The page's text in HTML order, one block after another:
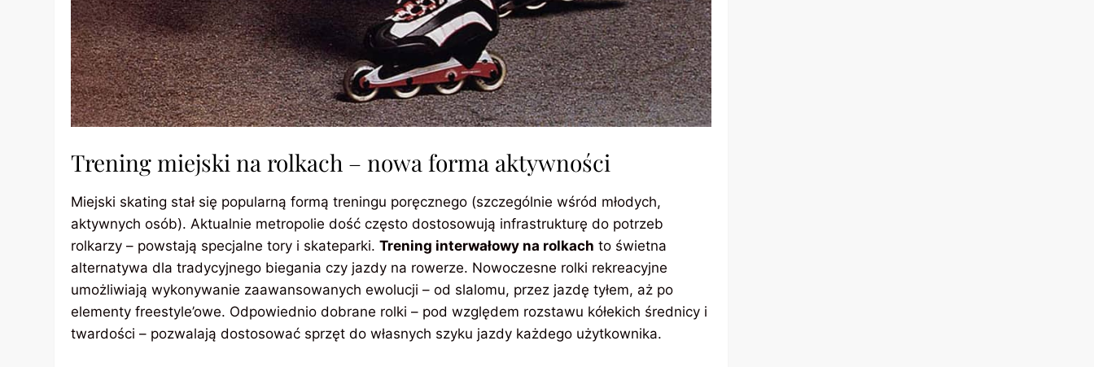
Trening miejski na rolkach – nowa forma aktywności
Miejski skating stał się popularną formą treningu poręcznego (szczególnie wśród młodych,
aktywnych osób). Aktualnie metropolie dość często dostosowują infrastrukturę do potrzeb
rolkarzy – powstają specjalne tory i skateparki.Trening interwałowy na rolkach to świetna
alternatywa dla tradycyjnego biegania czy jazdy na rowerze. Nowoczesne rolki rekreacyjne
umożliwiają wykonywanie zaawansowanych ewolucji – od slalomu, przez jazdę tyłem, aż po
elementy freestyle’owe. Odpowiednio dobrane rolki – pod względem rozstawu kółekich średnicy i
twardości – pozwalają dostosować sprzęt do własnych szyku jazdy każdego użytkownika.